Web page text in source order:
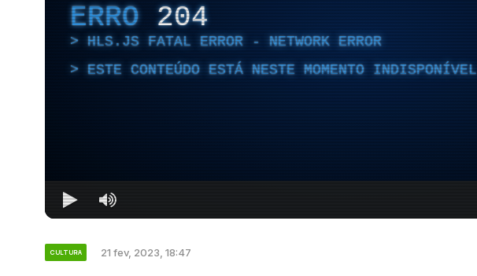
ERRO 204
HLS.JS FATAL ERROR - NETWORK ERROR
ESTE CONTEÚDO ESTÁ NESTE MOMENTO INDISPONÍVEL
CULTURA 21 fev, 2023, 18:47